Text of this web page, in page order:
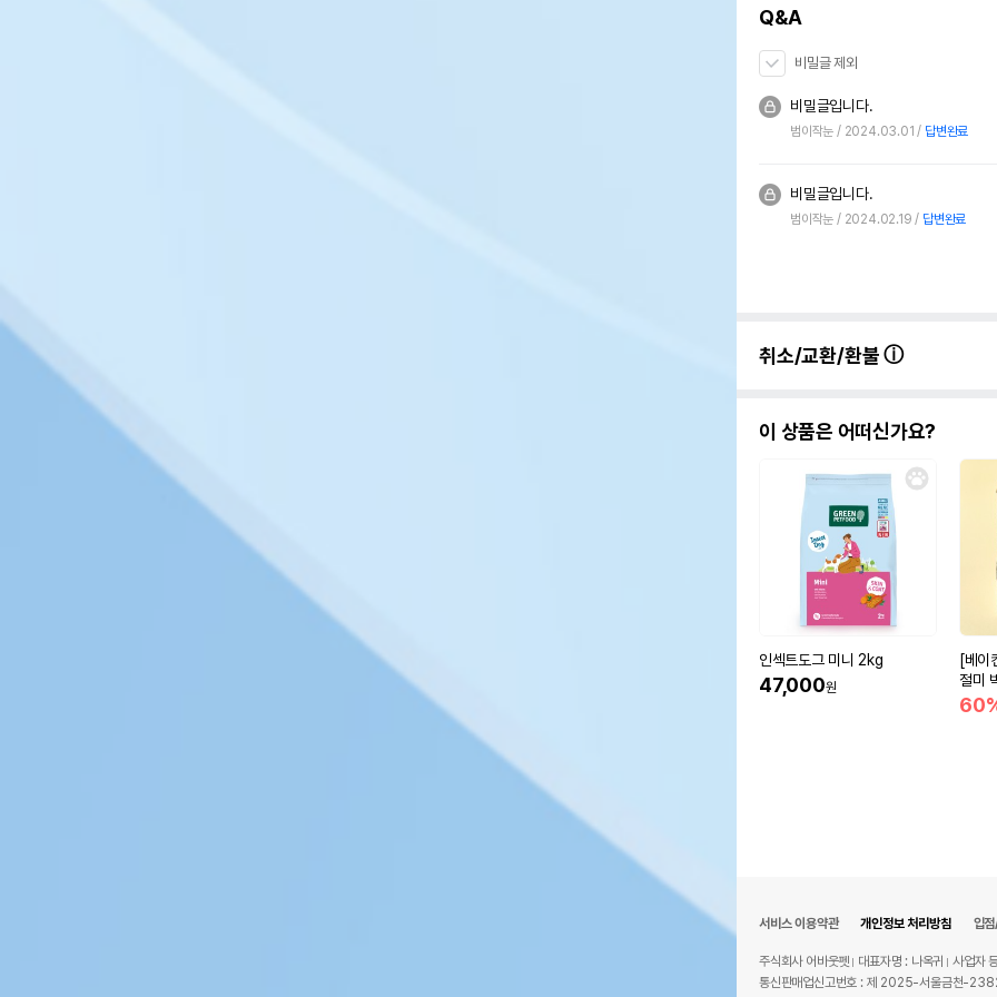
Q&A
비밀글 제외
비밀글입니다.
범이작눈 2024.03.01 답변완료
비밀글입니다.
범이작눈 2024.02.19 답변완료
취소/교환/환불
이 상품은 어떠신가요?
인섹트도그 미니 2kg
47,000원
[베이
절미
서비스 이용약관 개인정보 처리방침 입
주식회사 어바웃펫 대표자명 : 나옥귀
사업자
통신판매업신고번호 : 제 2025-서울금천-